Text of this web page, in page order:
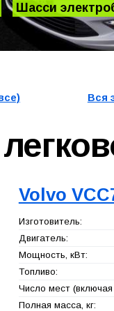
Шасси
Вся
Volvo
Изготовитель:
Двигатель:
Мощность, кВт:
Топливо:
Число мест
Полная масса, кг: